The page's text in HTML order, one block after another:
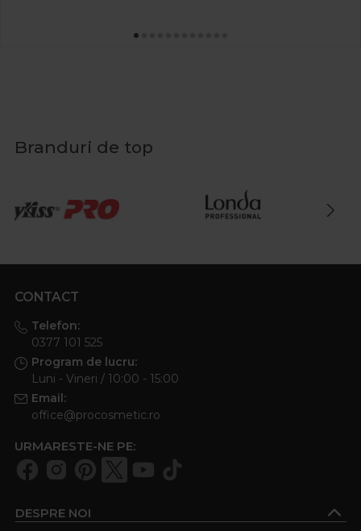
Branduri de top
CONTACT
Telefon:
0377 101 525
Program de lucru:
Luni - Vineri / 10:00 - 15:00
Email:
office@procosmetic.ro
URMARESTE-NE PE:
DESPRE NOI